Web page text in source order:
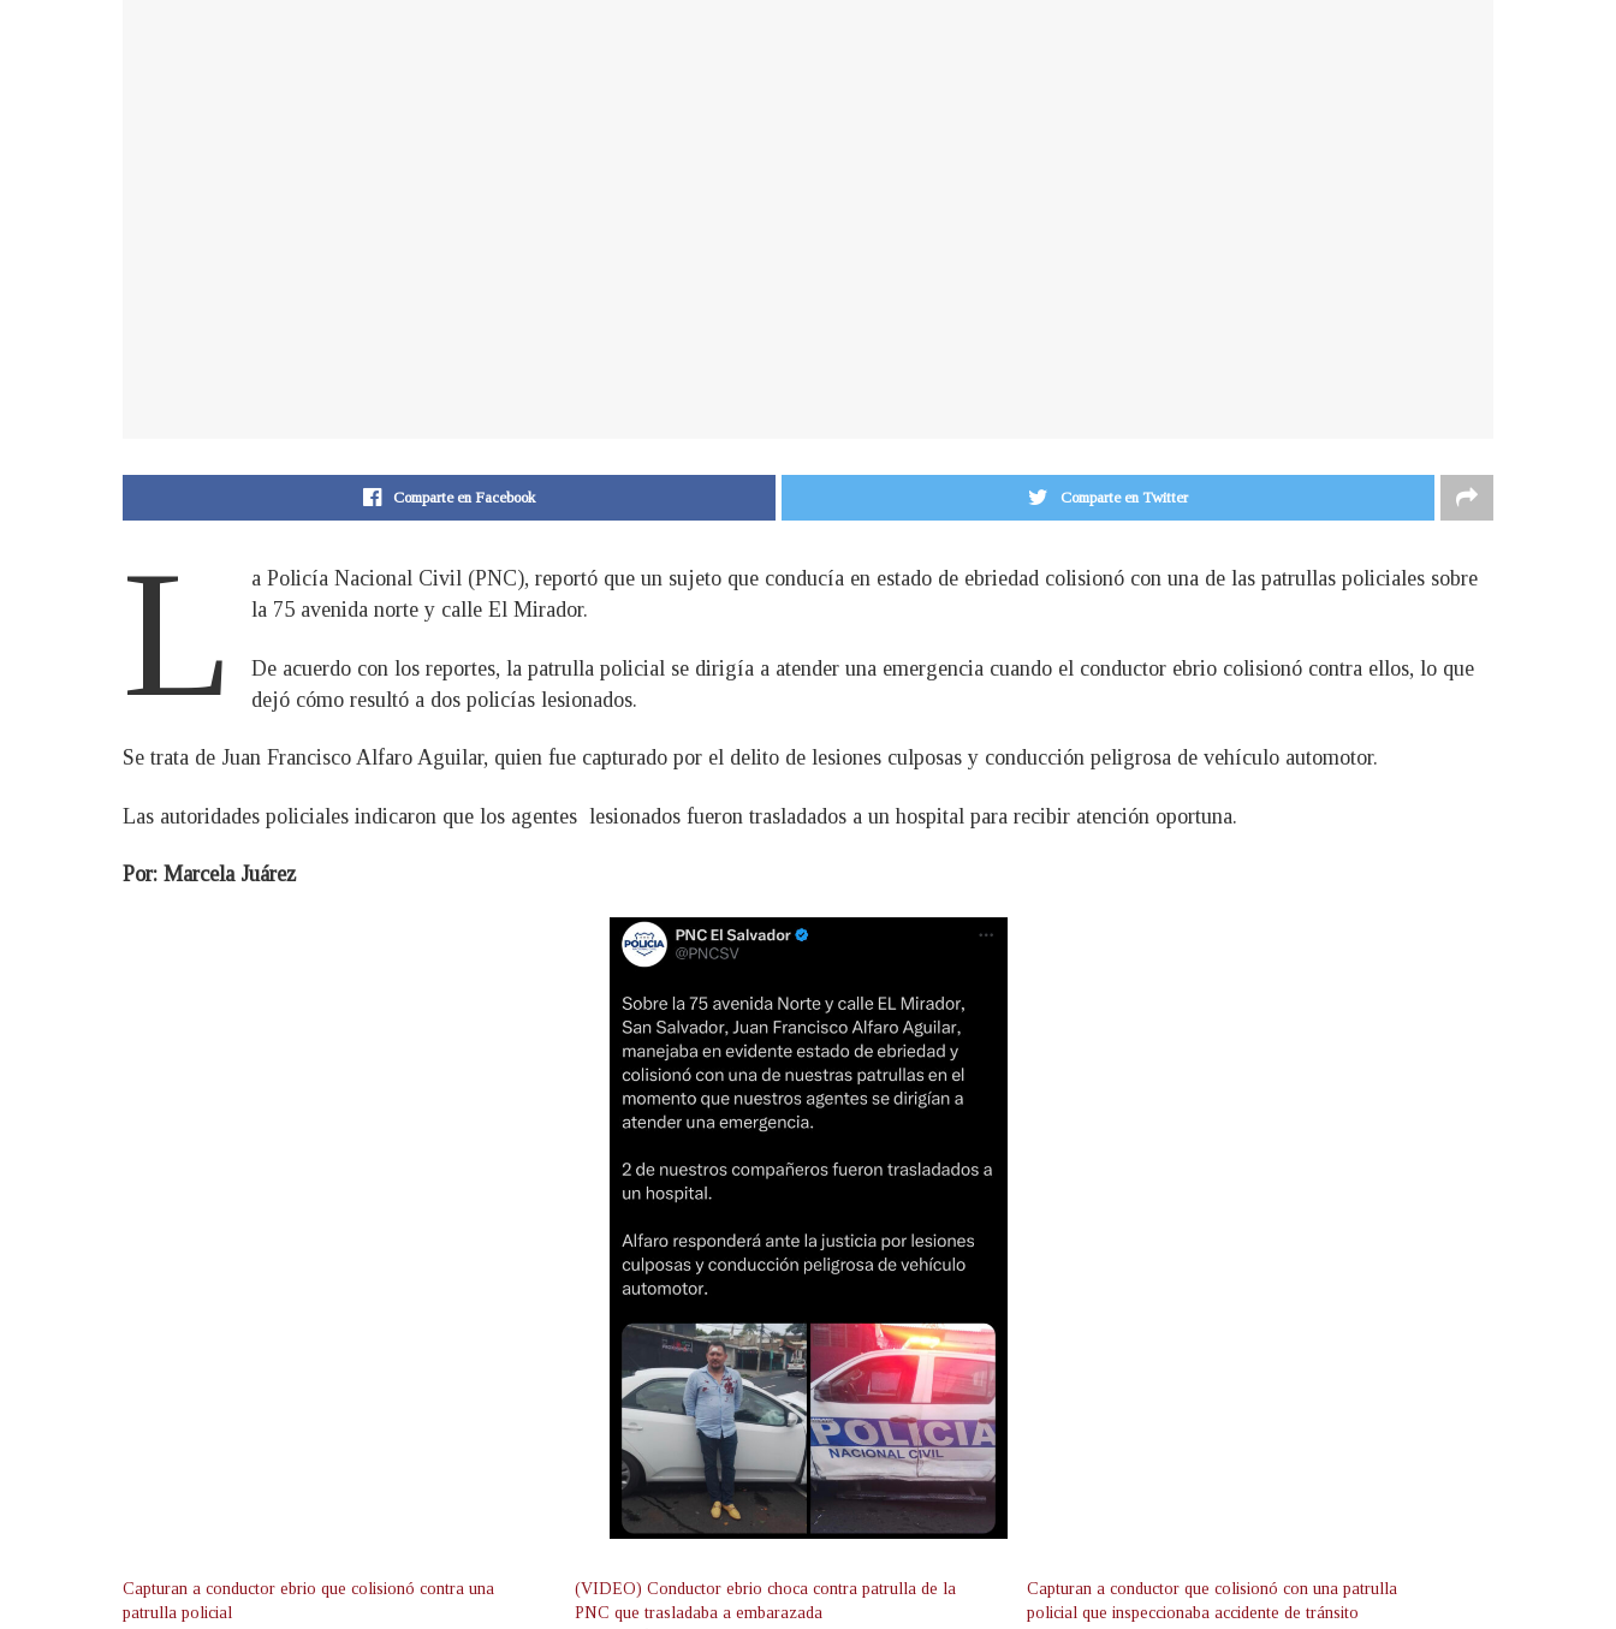
Comparte en Facebook Comparte en Twitter
L
a Policía Nacional Civil (PNC), reportó que un sujeto que conducía en estado de ebriedad colisionó con una de las patrullas policiales sobre
la 75 avenida norte y calle El Mirador.
De acuerdo con los reportes, la patrulla policial se dirigía a atender una emergencia cuando el conductor ebrio colisionó contra ellos, lo que
dejó cómo resultó a dos policías lesionados.
Se trata de Juan Francisco Alfaro Aguilar, quien fue capturado por el delito de lesiones culposas y conducción peligrosa de vehículo automotor.
Las autoridades policiales indicaron que los agentes lesionados fueron trasladados a un hospital para recibir atención oportuna.
Por: Marcela Juárez
Capturan a conductor ebrio que colisionó contra una
patrulla policial
(VIDEO) Conductor ebrio choca contra patrulla de la
PNC que trasladaba a embarazada
Capturan a conductor que colisionó con una patrulla
policial que inspeccionaba accidente de tránsito